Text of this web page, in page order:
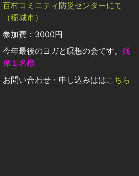
百村コミニティ防災センターにて
（稲城市）
参加費：3000円
今年最後のヨガと瞑想の会です。 残
席１名様
お問い合わせ・申し込みははこちら